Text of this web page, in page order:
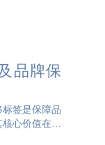
品牌保
签是保障品
心价值在于